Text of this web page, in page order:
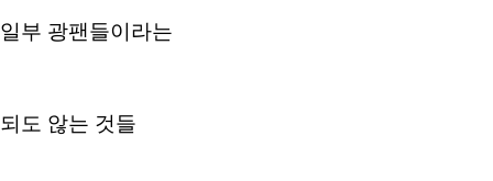
일부 광팬들이라는
되도 않는 것들